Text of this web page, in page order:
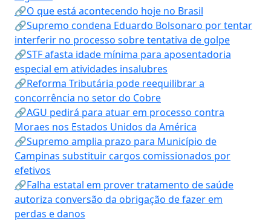
🔗O que está acontecendo hoje no Brasil
🔗Supremo condena Eduardo Bolsonaro por tentar
interferir no processo sobre tentativa de golpe
🔗STF afasta idade mínima para aposentadoria
especial em atividades insalubres
🔗Reforma Tributária pode reequilibrar a
concorrência no setor do Cobre
🔗AGU pedirá para atuar em processo contra
Moraes nos Estados Unidos da América
🔗Supremo amplia prazo para Município de
Campinas substituir cargos comissionados por
efetivos
🔗Falha estatal em prover tratamento de saúde
autoriza conversão da obrigação de fazer em
perdas e danos